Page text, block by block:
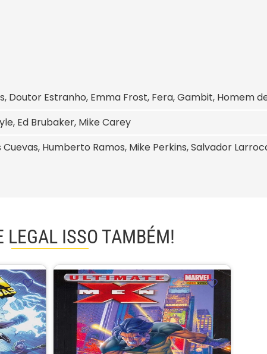
Doutor Estranho, Emma Frost, Fera, Gambit, Homem
Ed Brubaker, Mike Carey
Humberto Ramos, Mike Perkins, Salvador
LEGAL ISSO TAMBÉM!